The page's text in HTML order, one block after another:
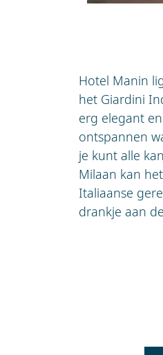
Hotel Manin
het Giardini
erg elegant
ontspannen
je kunt alle
Milaan kan
Italiaanse
drankje aan